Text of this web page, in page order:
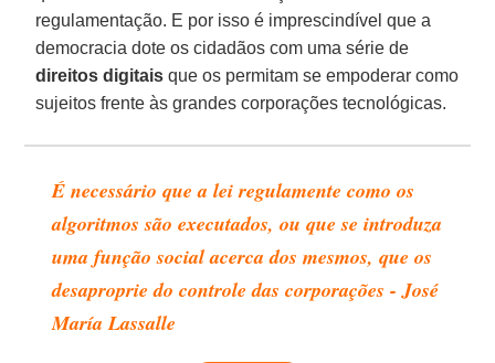
regulamentação. E por isso é imprescindível que a
democracia dote os cidadãos com uma série de
direitos digitais que os permitam se empoderar como
sujeitos frente às grandes corporações tecnológicas.
É necessário que a lei regulamente como os
algoritmos são executados, ou que se introduza
uma função social acerca dos mesmos, que os
desaproprie do controle das corporações - José
María Lassalle